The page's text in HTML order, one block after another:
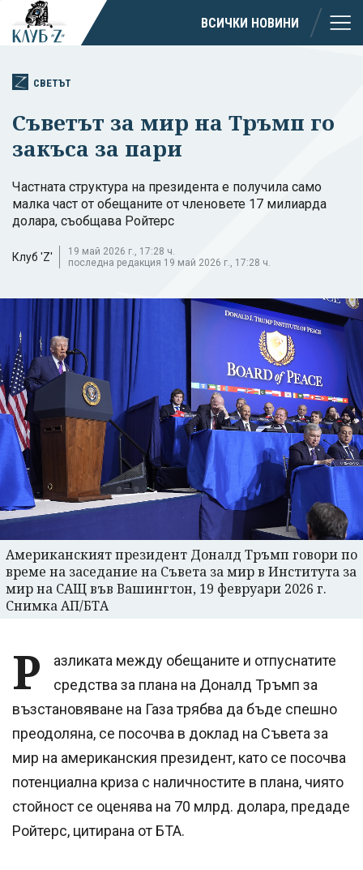
ВСИЧКИ НОВИНИ
СВЕТЪТ
Съветът за мир на Тръмп го
закъса за пари
Частната структура на президента е получила само
малка част от обещаните от членовете 17 милиарда
долара, съобщава Ройтерс
Клуб 'Z'
19 май 2026 г., 17:28 ч.
последна редакция 19 май 2026 г., 17:28 ч.
Американският президент Доналд Тръмп говори по
време на заседание на Съвета за мир в Института за
мир на САЩ във Вашингтон, 19 февруари 2026 г.
Снимка АП/БТА
Р
азликата между обещаните и отпуснатите
средства за плана на Доналд Тръмп за
възстановяване на Газа трябва да бъде спешно
преодоляна, се посочва в доклад на Съвета за
мир на американския президент, като се посочва
потенциална криза с наличностите в плана, чиято
стойност се оценява на 70 млрд. долара, предаде
Ройтерс, цитирана от БТА.